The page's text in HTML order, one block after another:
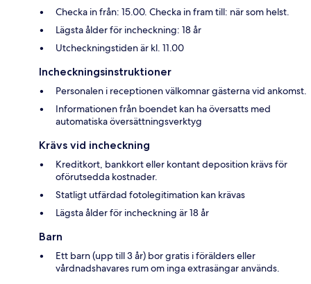
Checka in från: 15.00. Checka in fram till: när som helst.
Lägsta ålder för incheckning: 18 år
Utcheckningstiden är kl. 11.00
Incheckningsinstruktioner
Personalen i receptionen välkomnar gästerna vid ankomst.
Informationen från boendet kan ha översatts med
automatiska översättningsverktyg
Krävs vid incheckning
Kreditkort, bankkort eller kontant deposition krävs för
oförutsedda kostnader.
Statligt utfärdad fotolegitimation kan krävas
Lägsta ålder för incheckning är 18 år
Barn
Ett barn (upp till 3 år) bor gratis i förälders eller
vårdnadshavares rum om inga extrasängar används.